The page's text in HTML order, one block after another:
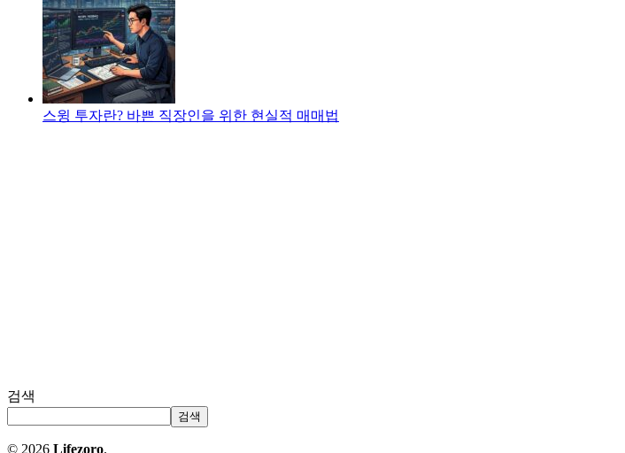
스윙 투자란? 바쁜 직장인을 위한 현실적 매매법
검색
검색
© 2026 Lifezoro.